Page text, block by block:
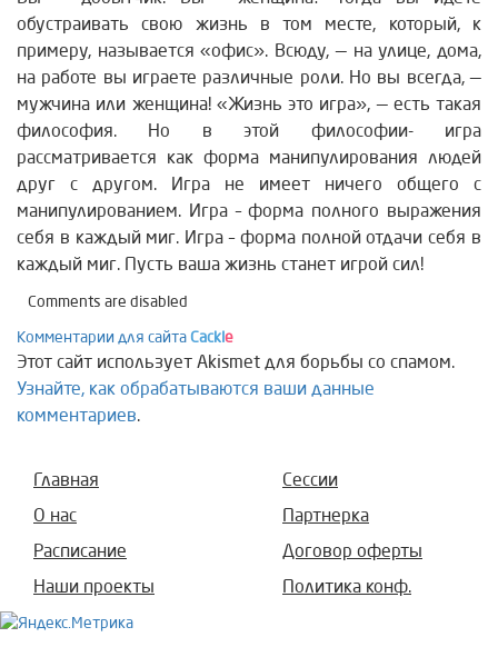
обустраивать свою жизнь в том месте, который, к
примеру, называется «офис». Всюду, — на улице, дома,
на работе вы играете различные роли. Но вы всегда, —
мужчина или женщина! «Жизнь это игра», — есть такая
философия. Но в этой философии- игра
рассматривается как форма манипулирования людей
друг с другом. Игра не имеет ничего общего с
манипулированием. Игра – форма полного выражения
себя в каждый миг. Игра – форма полной отдачи себя в
каждый миг. Пусть ваша жизнь станет игрой сил!
Comments are disabled
Комментарии для сайта Cackl e
Этот сайт использует Akismet для борьбы со спамом.
Узнайте, как обрабатываются ваши данные
комментариев.
Главная
О нас
Расписание
Наши проекты
Сессии
Партнерка
Договор оферты
Политика конф.